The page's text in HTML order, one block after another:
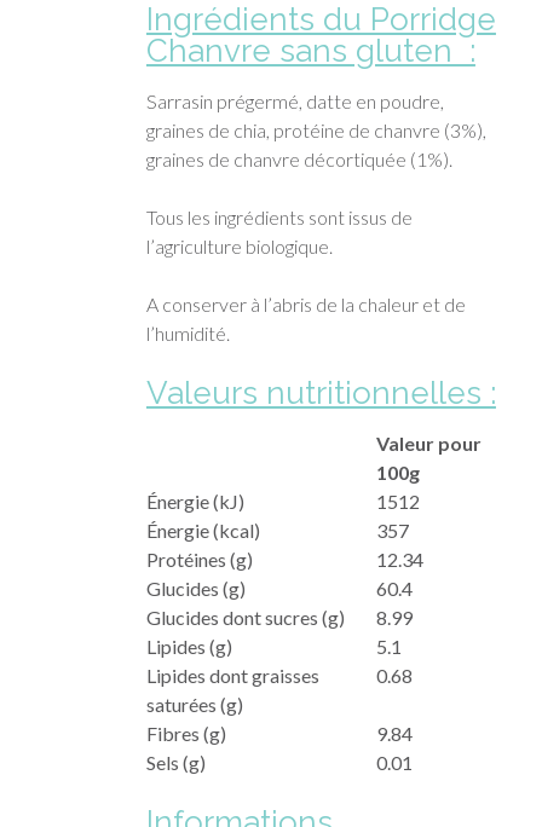
Ingrédients du Porridge
Chanvre sans gluten :
Sarrasin prégermé, datte en poudre,
graines de chia, protéine de chanvre (3%),
graines de chanvre décortiquée (1%).
Tous les ingrédients sont issus de
l’agriculture biologique.
A conserver à l’abris de la chaleur et de
l’humidité.
Valeurs nutritionnelles :
Valeur pour
100g
Énergie (kJ)
1512
Énergie (kcal)
357
Protéines (g)
12.34
Glucides (g)
60.4
Glucides dont sucres (g)
8.99
Lipides (g)
5.1
Lipides dont graisses
saturées (g)
0.68
Fibres (g)
9.84
Sels (g)
0.01